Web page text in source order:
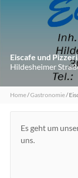
Eiscafe und
Hildesheimer
Home/Gastronomie/
Es geht um
uns.